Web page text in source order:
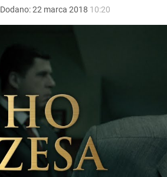
Dodano:22 marca 2018 10:20